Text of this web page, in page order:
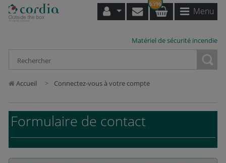
6596
Menu
Matériel de sécurité incendie
Accueil Connectez-vous à votre compte
Formulaire de contact